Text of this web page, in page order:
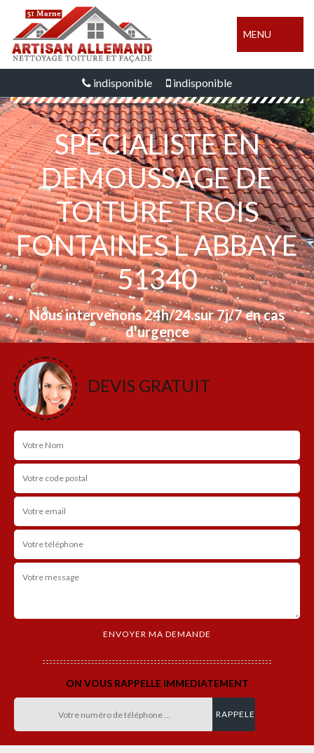
MENU
indisponible indisponible
SPÉCIALISTE EN
DEMOUSSAGE DE
TOITURE TROIS
FONTAINES L ABBAYE
51340
Nous intervenons 24h/24 sur 7j/7 en cas
d'urgence
DEVIS GRATUIT
ON VOUS RAPPELLE IMMEDIATEMENT